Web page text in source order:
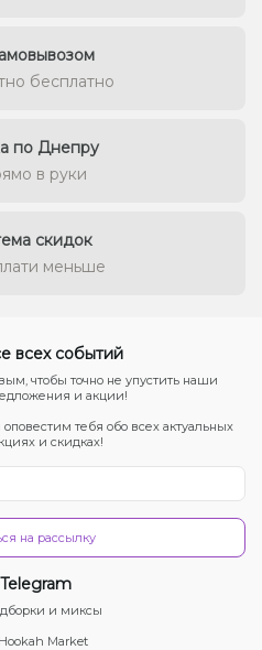
бесплатно
по Днепру
в руки
скидок
меньше
всех событий
чтобы точно не упустить наши
и акции!
тебя обо всех актуальных
и скидках!
на рассылку
и миксы
Market